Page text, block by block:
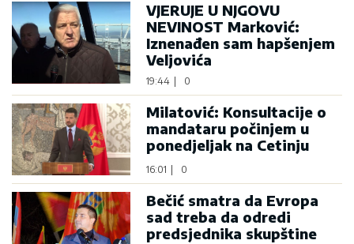
VJERUJE U NJGOVU
NEVINOST Marković:
Iznenađen sam hapšenjem
Veljovića
19:44 0
Milatović: Konsultacije o
mandataru počinjem u
ponedjeljak na Cetinju
16:01 0
Bečić smatra da Evropa
sad treba da odredi
predsjednika skupštine